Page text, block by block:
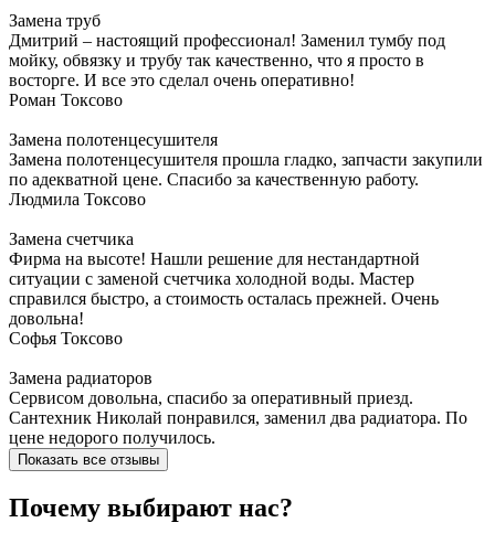
Замена труб
Дмитрий – настоящий профессионал! Заменил тумбу под
мойку, обвязку и трубу так качественно, что я просто в
восторге. И все это сделал очень оперативно!
Роман Токсово
Замена полотенцесушителя
Замена полотенцесушителя прошла гладко, запчасти закупили
по адекватной цене. Спасибо за качественную работу.
Людмила Токсово
Замена счетчика
Фирма на высоте! Нашли решение для нестандартной
ситуации с заменой счетчика холодной воды. Мастер
справился быстро, а стоимость осталась прежней. Очень
довольна!
Софья Токсово
Замена радиаторов
Сервисом довольна, спасибо за оперативный приезд.
Сантехник Николай понравился, заменил два радиатора. По
цене недорого получилось.
Показать все отзывы
Почему выбирают нас?